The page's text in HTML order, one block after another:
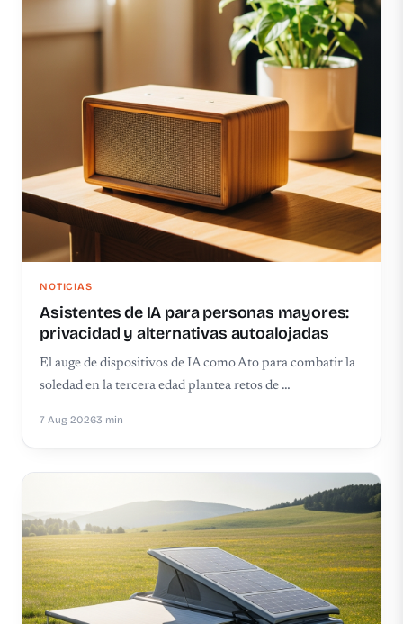
NOTICIAS
Asistentes de IA para personas mayores:
privacidad y alternativas autoalojadas
El auge de dispositivos de IA como Ato para combatir la
soledad en la tercera edad plantea retos de …
7 Aug 20263 min